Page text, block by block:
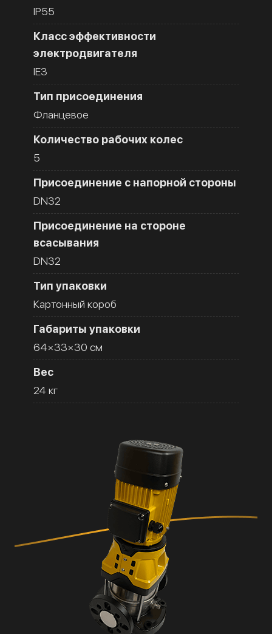
IP55
Класс эффективности
электродвигателя
IE3
Тип присоединения
Фланцевое
Количество рабочих колес
5
Присоединение с напорной стороны
DN32
Присоединение на стороне
всасывания
DN32
Тип упаковки
Картонный короб
Габариты упаковки
64×33×30 см
Вес
24 кг